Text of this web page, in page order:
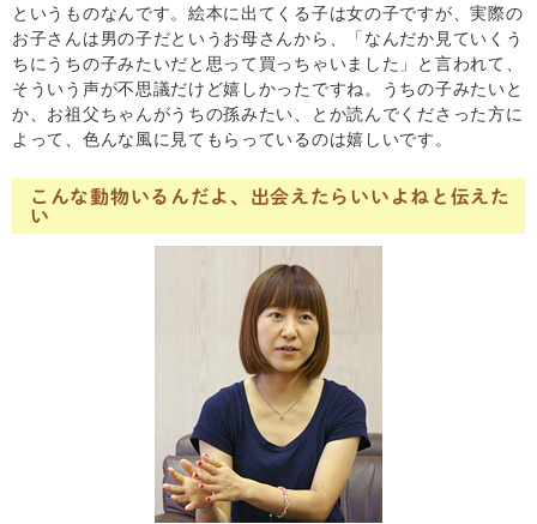
というものなんです。絵本に出てくる子は女の子ですが、実際の
お子さんは男の子だというお母さんから、「なんだか見ていくう
ちにうちの子みたいだと思って買っちゃいました」と言われて、
そういう声が不思議だけど嬉しかったですね。うちの子みたいと
か、お祖父ちゃんがうちの孫みたい、とか読んでくださった方に
よって、色んな風に見てもらっているのは嬉しいです。
こんな動物いるんだよ、出会えたらいいよねと伝えた
い